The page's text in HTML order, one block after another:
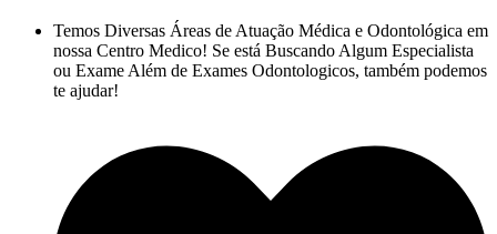
Temos Diversas Áreas de Atuação Médica e Odontológica em
nossa Centro Medico! Se está Buscando Algum Especialista
ou Exame Além de Exames Odontologicos, também podemos
te ajudar!